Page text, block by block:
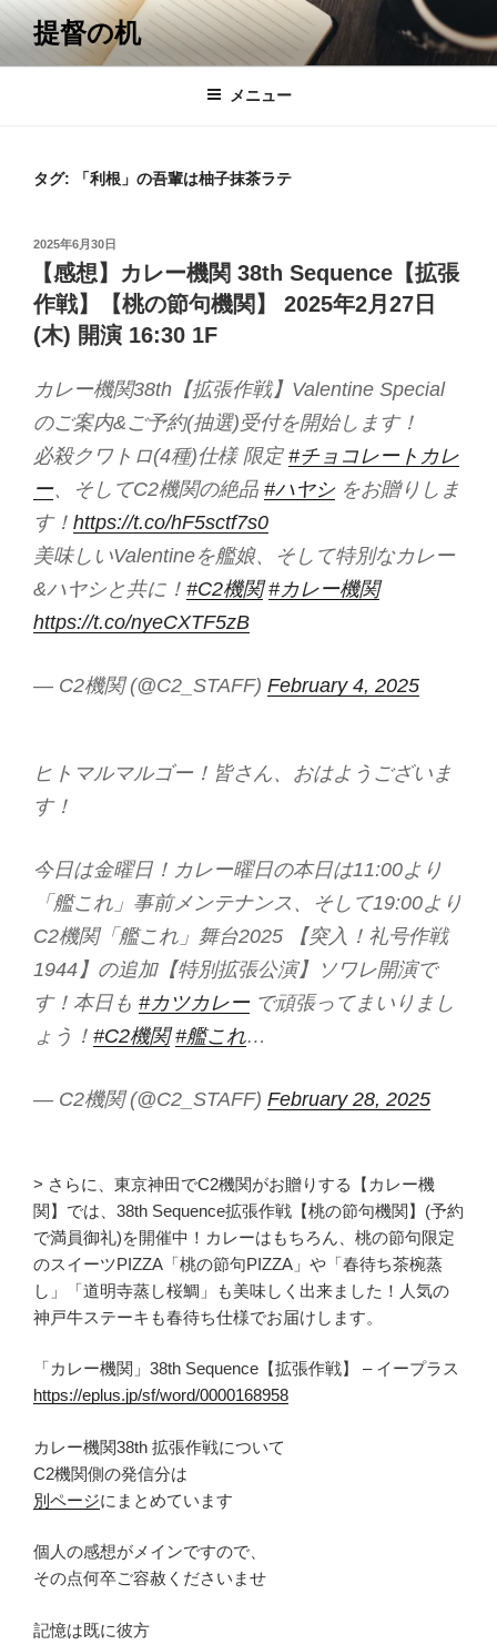
コ
テ
提督の机
メニュー
タグ: 「利根」の吾輩は柚子抹茶ラテ
投
日:
2025年6月30日
【感想】カレー機関 38th Sequence【拡張
作戦】【桃の節句機関】 2025年2月27日
(木) 開演 16:30 1F
カレー機関38th【拡張作戦】Valentine Special
のご案内&ご予約(抽選)受付を開始します！
必殺クワトロ(4種)仕様 限定 #チョコレートカレ
ー、そしてC2機関の絶品 #ハヤシ をお贈りしま
す！ https://t.co/hF5sctf7s0
美味しいValentineを艦娘、そして特別なカレー
&ハヤシと共に！ #C2機関 #カレー機関
https://t.co/nyeCXTF5zB
— C2機関 (@C2_STAFF) February 4, 2025
ヒトマルマルゴー！皆さん、おはようございま
す！
今日は金曜日！カレー曜日の本日は11:00より
「艦これ」事前メンテナンス、そして19:00より
C2機関「艦これ」舞台2025 【突入！礼号作戦
1944】の追加【特別拡張公演】ソワレ開演で
す！本日も #カツカレーで頑張ってまいりまし
ょう！ #C2機関 #艦これ…
— C2機関 (@C2_STAFF) February 28, 2025
> さらに、東京神田でC2機関がお贈りする【カレー機
関】では、38th Sequence拡張作戦【桃の節句機関】(予約
で満員御礼)を開催中！カレーはもちろん、桃の節句限定
のスイーツPIZZA「桃の節句PIZZA」や「春待ち茶椀蒸
し」「道明寺蒸し桜鯛」も美味しく出来ました！人気の
神戸牛ステーキも春待ち仕様でお届けします。
「カレー機関」38th Sequence【拡張作戦】 – イープラス
https://eplus.jp/sf/word/0000168958
カレー機関38th 拡張作戦について
C2機関側の発信分は
別ページにまとめています
個人の感想がメインですので、
その点何卒ご容赦くださいませ
記憶は既に彼方